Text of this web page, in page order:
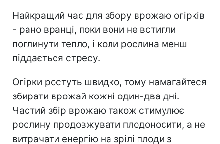
Найкращий час для збору врожаю огірків
- рано вранці, поки вони не встигли
поглинути тепло, і коли рослина менш
піддається стресу.
Огірки ростуть швидко, тому намагайтеся
збирати врожай кожні один-два дні.
Частий збір врожаю також стимулює
рослину продовжувати плодоносити, а не
витрачати енергію на зрілі плоди з